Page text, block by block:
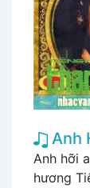
Anh
Anh hỡi
hương